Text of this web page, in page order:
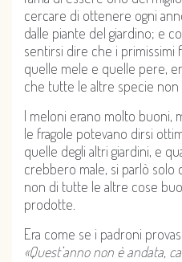
cercare di ottenere ogni
dalle piante del giardino; e
sentirsi dire che i primissimi
quelle mele e quelle pere,
che tutte le altre specie non
I meloni erano molto buoni,
le fragole potevano dirsi
quelle degli altri giardini, e
crebbero male, si parlò solo
non di tutte le altre cose
prodotte.
Era come se i padroni
«Quest’anno non è andata,